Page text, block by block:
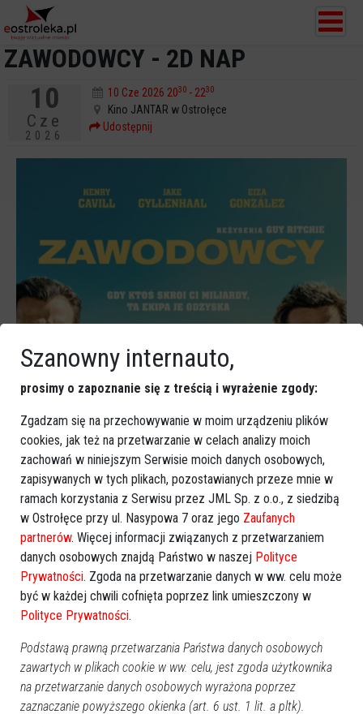
ZAWODOWCY - 2D NAP
10
Cze
2026
10 Cze 2026 2030 - 2230
Kino JANTAR w Ostrołęce
Udostępnij
Prod. USA/Wlk. Brytania 2026, akcja/dramat, 100 min
Eve, działająca w szarej strefie specjalistka od
Szanowny internauto,
prosimy o zapoznanie się z treścią i wyrażenie zgody:
Zgadzam się na przechowywanie w moim urządzeniu plików
cookies, jak też na przetwarzanie w celach analizy moich
zachowań w niniejszym Serwisie moich danych osobowych,
zapisywanych w tych plikach, pozostawianych przeze mnie w
ramach korzystania z Serwisu przez JML Sp. z o.o., z siedzibą
w Ostrołęce przy ul. Nasypowa 7 oraz jego Zaufanych
partnerów. Więcej informacji związanych z przetwarzaniem
danych osobowych znajdą Państwo w naszej Polityce
Prywatności. Zgoda na przetwarzanie danych w ww. celu może
być w każdej chwili cofnięta poprzez link umieszczony w
Polityce Prywatności.
Podstawą prawną przetwarzania Państwa danych osobowych
zawartych w plikach cookie w ww. celu, jest zgoda użytkownika
na przetwarzanie danych osobowych wyrażona poprzez
zaznaczanie powyższego okienka (art. 6 ust. 1 lit. a pltk).